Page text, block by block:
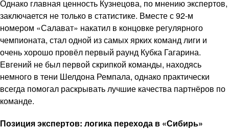
Однако главная ценность Кузнецова, по мнению экспертов,
заключается не только в статистике. Вместе с 92-м
номером «Салават» накатил в концовке регулярного
чемпионата, стал одной из самых ярких команд лиги и
очень хорошо провёл первый раунд Кубка Гагарина.
Евгений не был первой скрипкой команды, находясь
немного в тени Шелдона Ремпала, однако практически
всегда помогал раскрывать лучшие качества партнёров по
команде.
Позиция экспертов: логика перехода в «Сибирь»